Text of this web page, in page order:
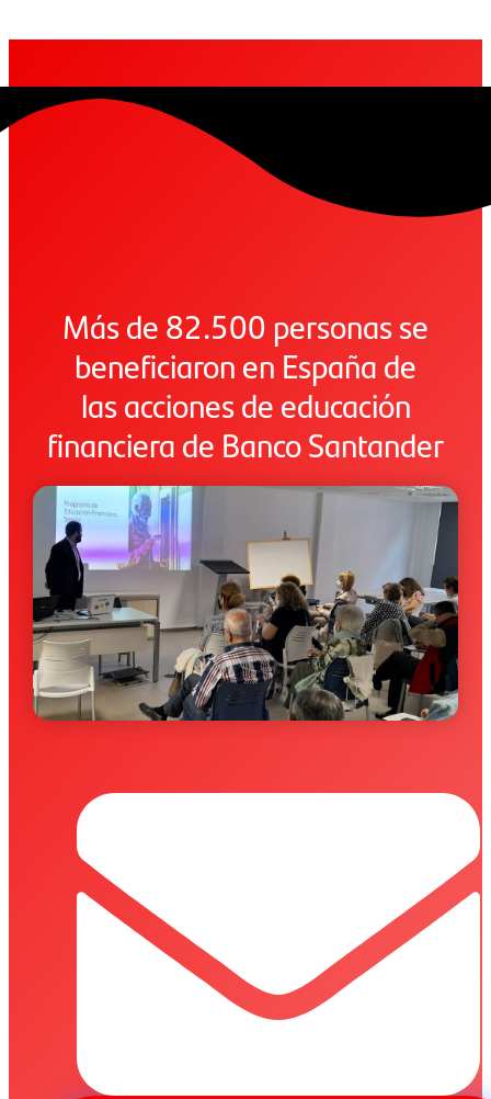
Más de 82.500 personas se
beneficiaron en España de
las acciones de educación
financiera de Banco Santander